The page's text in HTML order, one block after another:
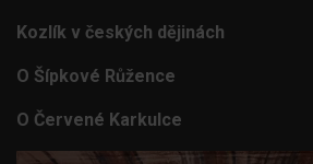
Kozlík v českých dějinách
O Šípkové Růžence
O Červené Karkulce